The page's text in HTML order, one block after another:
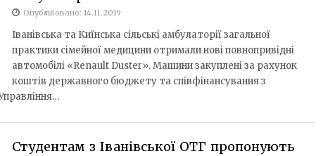
Опубліковано: 14.11.2019
Іванівська та Киїнська сільські амбулаторії загальної
практики сімейної медицини отримали нові повнопривідні
автомобілі «Renault Duster». Машини закуплені за рахунок
коштів державного бюджету та співфінансування з
Студентам з Іванівської ОТГ пропонують